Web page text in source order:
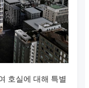
호실에 대해 특별